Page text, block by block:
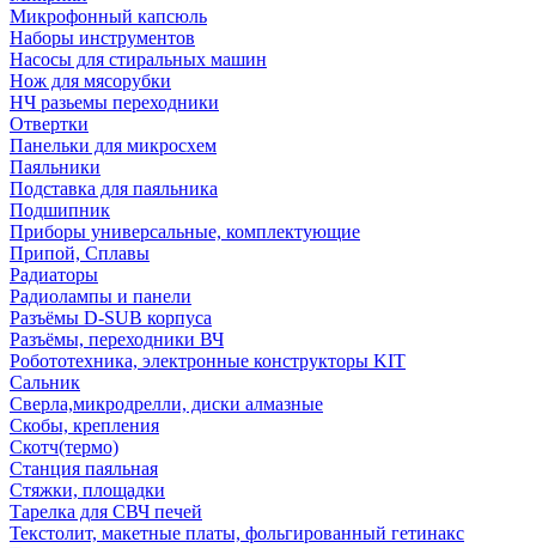
Микрофонный капсюль
Наборы инструментов
Насосы для стиральных машин
Нож для мясорубки
НЧ разьемы переходники
Отвертки
Панельки для микросхем
Паяльники
Подставка для паяльника
Подшипник
Приборы универсальные, комплектующие
Припой, Сплавы
Радиаторы
Радиолампы и панели
Разъёмы D-SUB корпуса
Разъёмы, переходники ВЧ
Робототехника, электронные конструкторы KIT
Сальник
Сверла,микродрелли, диски алмазные
Скобы, крепления
Скотч(термо)
Станция паяльная
Стяжки, площадки
Тарелка для СВЧ печей
Текстолит, макетные платы, фольгированный гетинакс